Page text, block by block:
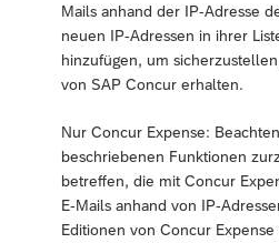
Mails anhand der IP-Adresse
neuen IP-Adressen in ihrer
hinzufügen, um
von SAP Concur erhalten.
Nur Concur Expense:
beschriebenen Funktionen
betreffen, die mit Concur
E-Mails anhand von IP-
Editionen von Concur